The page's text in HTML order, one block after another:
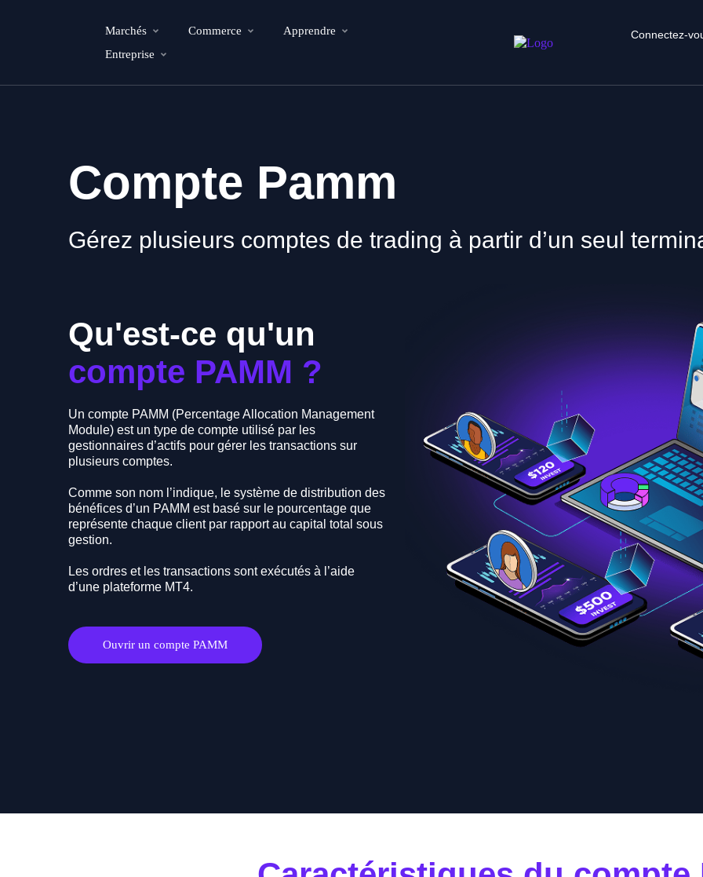
Marchés Commerce
Apprendre
Entreprise
Connectez-
Compte Pamm
Gérez plusieurs comptes de trading à partir d’un seul
Qu'est-ce qu'un
compte PAMM ?
Un compte PAMM (Percentage Allocation Management
Module) est un type de compte utilisé par les
gestionnaires d’actifs pour gérer les transactions sur
plusieurs comptes.
Comme son nom l’indique, le système de distribution des
bénéfices d’un PAMM est basé sur le pourcentage que
représente chaque client par rapport au capital total sous
gestion.
Les ordres et les transactions sont exécutés à l’aide
d’une plateforme MT4.
Ouvrir un compte PAMM